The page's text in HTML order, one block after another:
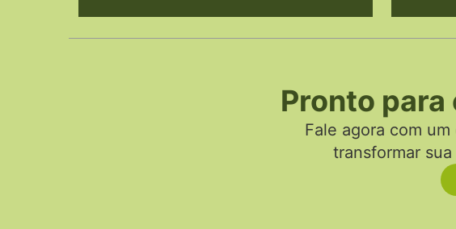
Pronto
Fale agora com
transformar